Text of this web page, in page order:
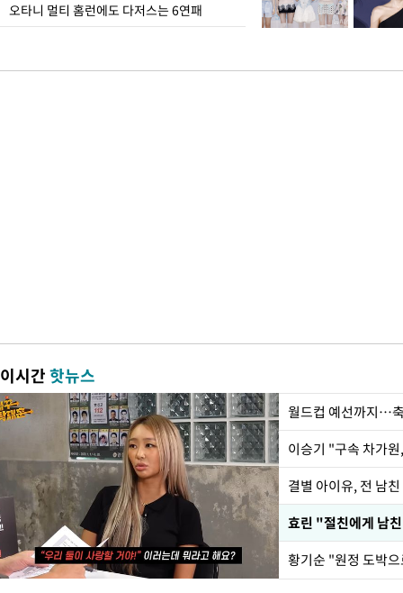
오타니 멀티 홈런에도 다저스는 6연패
이시간핫뉴스
월드컵 예선까지…
이승기 "구속 차가
결별 아이유, 전 남
효린 "절친에게 남
황기순 "원정 도박